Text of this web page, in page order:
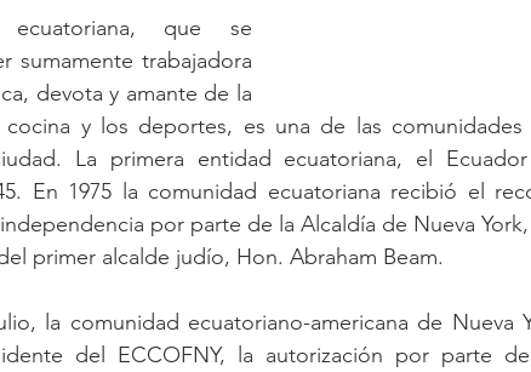
ecuatoriana, que se
sumamente trabajadora
devota y amante de la
y los deportes, es una de las comunidades
La primera entidad ecuatoriana, el
En 1975 la comunidad ecuatoriana recibió el
por parte de la Alcaldía de Nueva
primer alcalde judío, Hon. Abraham Beam.
la comunidad ecuatoriano-americana de Nueva
del ECCOFNY, la autorización por parte